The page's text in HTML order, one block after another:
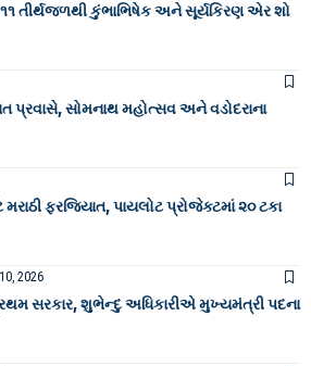
૧૧ તીર્થજળથી કુંભાભિષેક અને સૂર્યકિરણ એર શો
પ્રવાસે, સોમનાથ મહોત્સવ અને વડોદરાના
મરાઠી ફરજિયાત, પાયલોટ પ્રોજેક્ટમાં ૨૦ ટકા
2026
સરકાર, શુભેન્દુ અધિકારીએ મુખ્યમંત્રી પદના